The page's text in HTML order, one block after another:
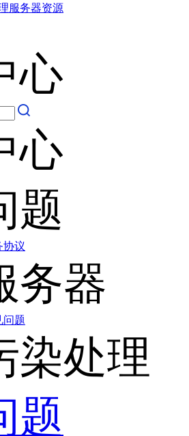
服务器资源
心
心
题
协议
务器
问题
染处理
题